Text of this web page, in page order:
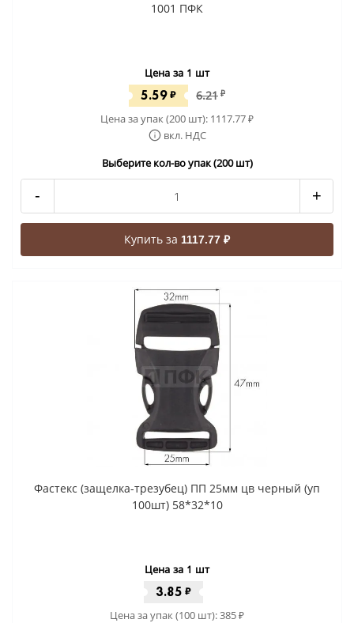
1001 ПФК
Цена за 1 шт
5.59₽ 6.21 ₽
Цена за упак (200 шт): 1117.77₽
вкл. НДС
Выберите кол-во упак (200 шт)
- +
Купить за 1117.77 ₽
Фастекс (защелка-трезубец) ПП 25мм цв черный (уп
100шт) 58*32*10
Цена за 1 шт
3.85 ₽
Цена за упак (100 шт):385₽